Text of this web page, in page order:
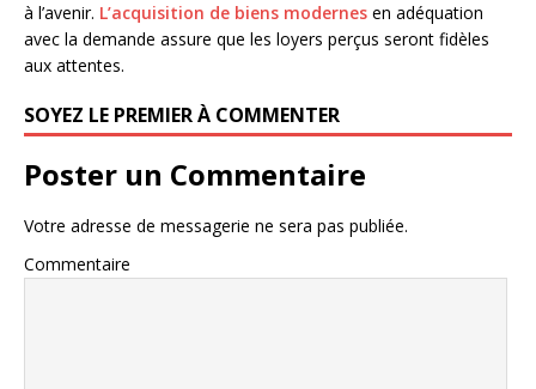
à l’avenir. L’acquisition de biens modernes en adéquation
avec la demande assure que les loyers perçus seront fidèles
aux attentes.
SOYEZ LE PREMIER À COMMENTER
Poster un Commentaire
Votre adresse de messagerie ne sera pas publiée.
Commentaire